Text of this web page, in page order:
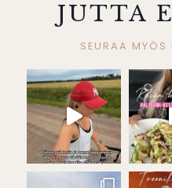
JUTTA
SEURAA